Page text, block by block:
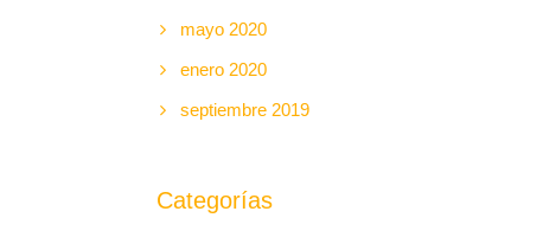
mayo 2020
enero 2020
septiembre 2019
Categorías